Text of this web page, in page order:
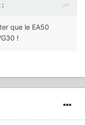
:
que le EA50
!